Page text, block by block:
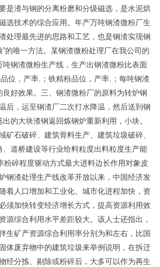
是渣与钢的分离粉磨和分级磁选，是水泥烘
选技术的综合应用。年产万吨钢渣微粉厂生
处理最先进的思路和工艺，也是钢渣实现钢
的唯一方法。某钢渣微粉处理厂在我公司的
钢渣微粉生产线，生产出钢渣微粉比表面
位，产率.；铁精粉品位，产率.；每吨钢渣
好效果。三、钢渣微粉厂的原料为转炉钢
后，运至钢渣厂二次打水降温，然后送到钢
的大块渣钢返回炼钢炉重新利用，小块。
矿石破碎、建筑骨料生产、建筑垃圾破碎、
道桥建设等行业给料粒度出料粒度生产能
粉碎程度驱动方式最大进料边长作用对象皮
钢渣处理生产线改革开放以来，中国经济发
着人口增加和工业化、城市化进程加快，资
须加快转变经济增长方式，提高资源利用效
源综合利用水平差距较大。该人士还指出，
生矿产资源综合利用率分别为和左右，比国
体废弃物中的建筑垃圾来举例说明，在拆迁
经分拣、剔除或粉碎后，大多可以作为再生